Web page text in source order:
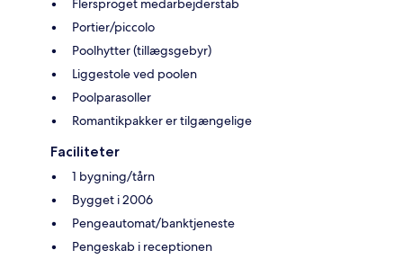
Flersproget medarbejderstab
Portier/piccolo
Poolhytter (tillægsgebyr)
Liggestole ved poolen
Poolparasoller
Romantikpakker er tilgængelige
Faciliteter
1 bygning/tårn
Bygget i 2006
Pengeautomat/banktjeneste
Pengeskab i receptionen